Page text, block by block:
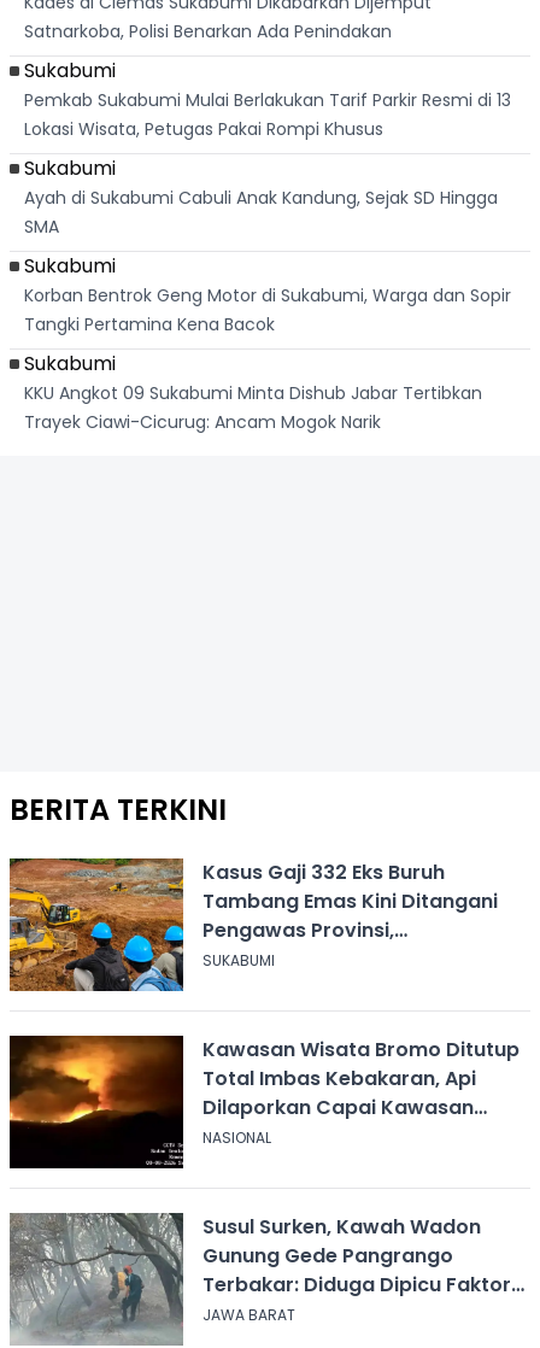
Satnarkoba, Polisi Benarkan Ada Penindakan
Sukabumi
Pemkab Sukabumi Mulai Berlakukan Tarif Parkir Resmi di 13
Lokasi Wisata, Petugas Pakai Rompi Khusus
Sukabumi
Ayah di Sukabumi Cabuli Anak Kandung, Sejak SD Hingga
SMA
Sukabumi
Korban Bentrok Geng Motor di Sukabumi, Warga dan Sopir
Tangki Pertamina Kena Bacok
Sukabumi
KKU Angkot 09 Sukabumi Minta Dishub Jabar Tertibkan
Trayek Ciawi-Cicurug: Ancam Mogok Narik
BERITA TERKINI
Kasus Gaji 332 Eks Buruh
Tambang Emas Kini Ditangani
Pengawas Provinsi,
Disnakertrans Sukabumi Terus
SUKABUMI
Kawasan Wisata Bromo Ditutup
Total Imbas Kebakaran, Api
Dilaporkan Capai Kawasan
Sabana
NASIONAL
Susul Surken, Kawah Wadon
Gunung Gede Pangrango
Terbakar: Diduga Dipicu Faktor
Alam
JAWA BARAT